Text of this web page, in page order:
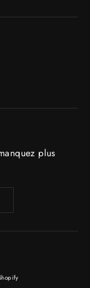
plus